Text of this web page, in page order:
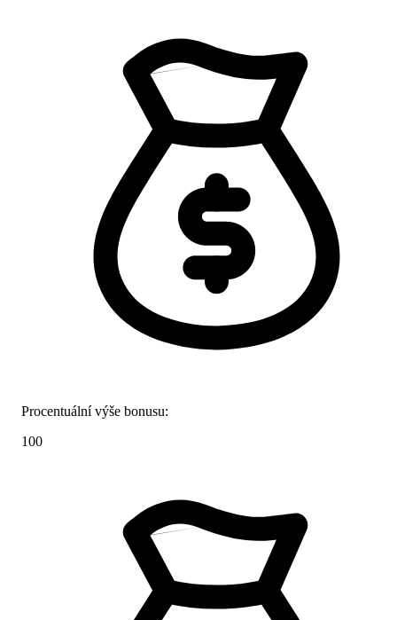
Procentuální výše bonusu:
100